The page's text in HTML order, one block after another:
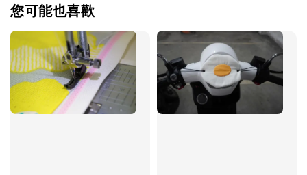
您可能也喜歡